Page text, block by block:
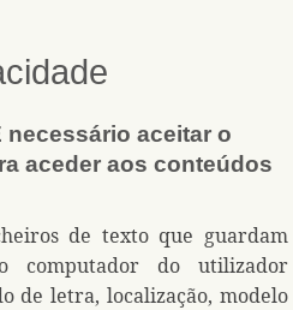
necessário aceitar o
aceder aos conteúdos
de texto que guardam
computador do utilizador
de letra, localização, modelo